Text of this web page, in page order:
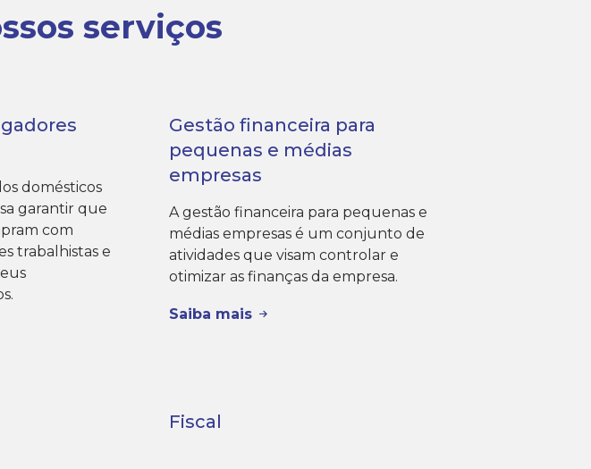
serviços
domésticos
garantir que
com
trabalhistas e
Gestão financeira para
pequenas e médias
empresas
A gestão financeira para pequenas e
médias empresas é um conjunto de
atividades que visam controlar e
otimizar as finanças da empresa.
Saiba mais
Fiscal